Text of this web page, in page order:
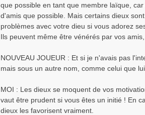
que possible en tant que membre laïque,
d'amis que possible. Mais certains dieux
problèmes avec votre dieu si vous adorez
Ils peuvent même être vénérés par vos
NOUVEAU JOUEUR : Et si je n'avais pas
mais sous un autre nom, comme celui que
MOI : Les dieux se moquent de vos
vaut être prudent si vous êtes un initié ! En
dieux les favorisent vraiment.